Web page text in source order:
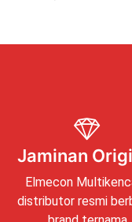
Jaminan
Elmecon
distributor resmi